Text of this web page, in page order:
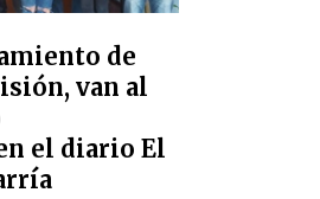
de
van al
el diario El